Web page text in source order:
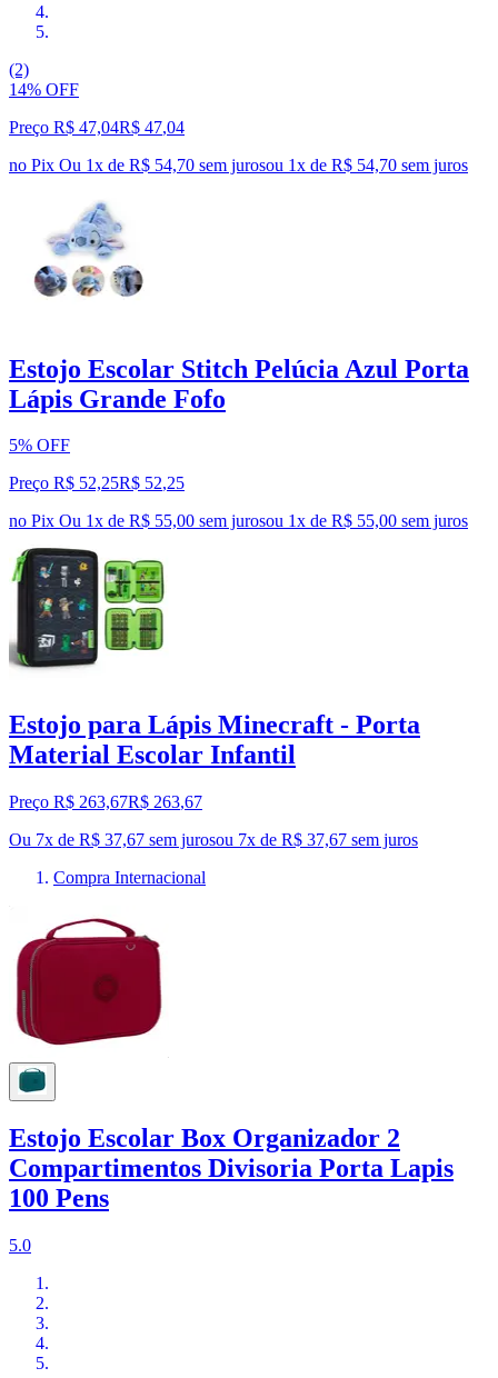
(2)
14% OFF
Preço R$ 47,04R$ 47,04
no Pix Ou 1x de R$ 54,70 sem jurosou 1x de R$ 54,70 sem juros
Estojo Escolar Stitch Pelúcia Azul Porta
Lápis Grande Fofo
5% OFF
Preço R$ 52,25R$ 52,25
no Pix Ou 1x de R$ 55,00 sem jurosou 1x de R$ 55,00 sem juros
Estojo para Lápis Minecraft - Porta
Material Escolar Infantil
Preço R$ 263,67R$ 263,67
Ou 7x de R$ 37,67 sem jurosou 7x de R$ 37,67 sem juros
Compra Internacional
Estojo Escolar Box Organizador 2
Compartimentos Divisoria Porta Lapis
100 Pens
5.0